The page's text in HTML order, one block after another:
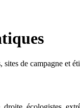
de campagne et